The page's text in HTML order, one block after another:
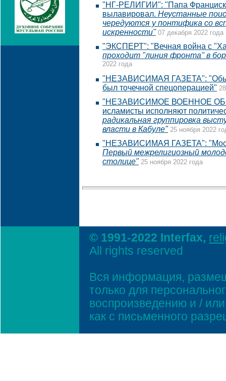
"НГ-РЕЛИГИИ": "Папа Франциск
вылавировал. Неустанные
чередуются у понтифика со
искренности" 07 декабря 2022 года
"ЭКСПЕРТ": "Вечная война с
проходит "линия фронта" в
2022 года
"НЕЗАВИСИМАЯ ГАЗЕТА":
был точечной спецоперацией"
"НЕЗАВИСИМОЕ ВОЕННОЕ
исламисты исполняют
радикальная группировка
власти в Кабуле" 25 ноября 2022
"НЕЗАВИСИМАЯ ГАЗЕТА":
Первый межрелигиозный
столице" 25 ноября 2022 года
© 1991-2022 Interfax,
All rights reserved
Вся информация,
только для
воспроизведению и /
как с письменного